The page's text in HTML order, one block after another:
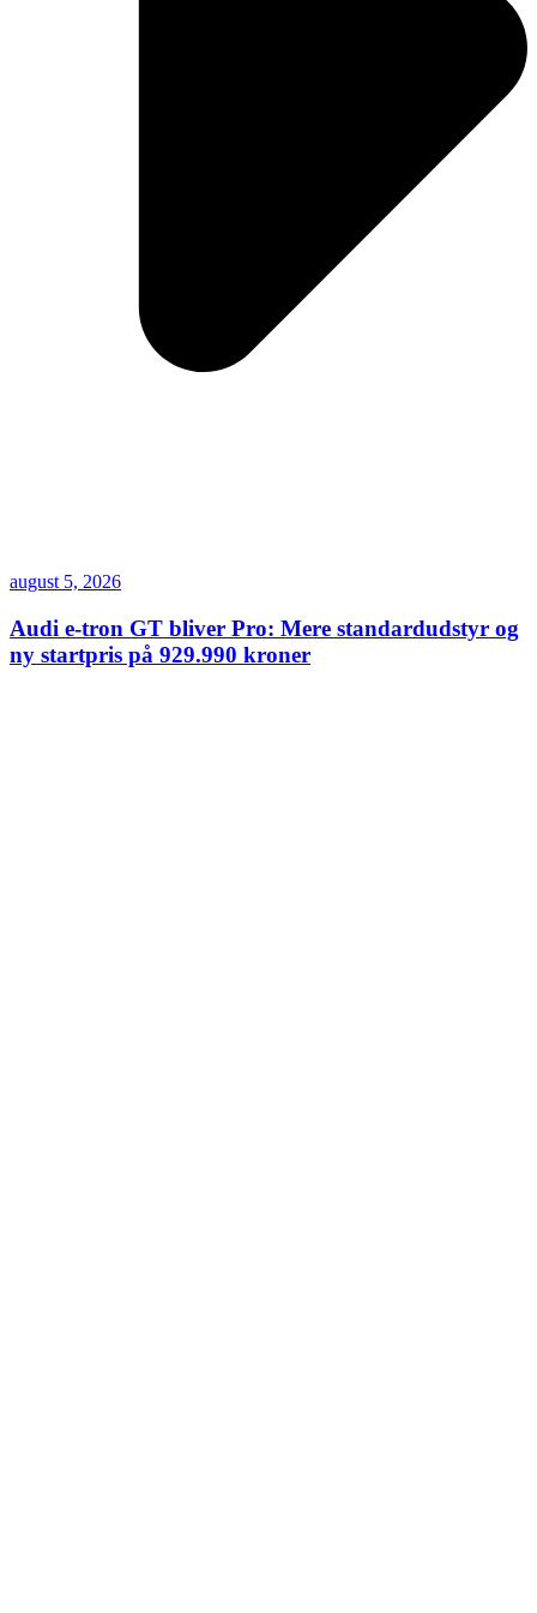
august 5, 2026
Audi e-tron GT bliver Pro: Mere standardudstyr og
ny startpris på 929.990 kroner